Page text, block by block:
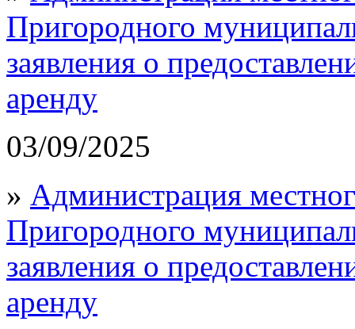
Пригородного
заявления о
аренду
03/09/2025
» Администрация
Пригородного
заявления о
аренду